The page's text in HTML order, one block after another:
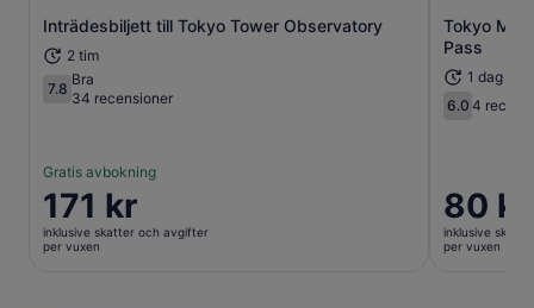
Inträdesbiljett till Tokyo Tower Observatory
2 tim
7.87.8 av 10
Bra
34 recensioner
Gratis avbokning
Priset
är
171 kr
171 kr
inklusive skatter och avgifter
per vuxen
Öppnas i ny flik
Tokyo
Pass
1 dag
6.06.0 av 10
4
Priset
är
80 kr
80 kr
inklusive
per vuxen